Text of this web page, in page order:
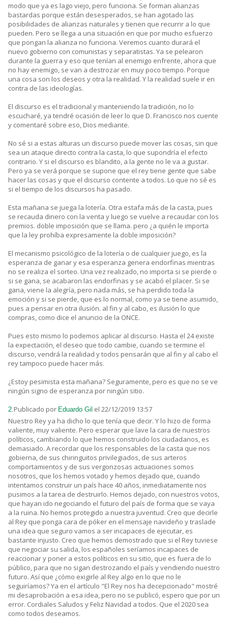
modo que ya es lago viejo, pero funciona. Se forman alianzas
bastardas porque están desesperados, se han agotado las
posibilidades de alianzas naturales y tienen que recurrir a lo que
pueden. Pero se llega a una situación en que por mucho esfuerzo
que pongan la alianza no funciona. Veremos cuanto durará el
nuevo gobierno con comunistas y separatistas. Ya se pelearon
durante la guerra y eso que tenían al enemigo enfrente, ahora que
no hay enemigo, se van a destrozar en muy poco tiempo. Porque
una cosa son los deseos y otra la realidad. Y la realidad suele ir en
contra de las ideologías.
El discurso es el tradicional y manteniendo la tradición, no lo
escucharé, ya tendré ocasión de leer lo que D. Francisco nos cuente
y comentaré sobre eso, Dios mediante.
No sé si a estas alturas un discurso puede mover las cosas, sin que
sea un ataque directo contra la casta, lo que supondría el efecto
contrario. Y si el discurso es blandito, a la gente no le va a gustar.
Pero ya se verá porque se supone que el rey tiene gente que sabe
hacer las cosas y que el discurso contente a todos. Lo que no sé es
si el tiempo de los discursos ha pasado.
Esta mañana se juega la lotería. Otra estafa más de la casta, pues
se recauda dinero con la venta y luego se vuelve a recaudar con los
premios. doble imposición que se llama. pero ¿a quién le importa
que la ley prohíba expresamente la doble imposición?
El mecanismo psicológico de la lotería o de cualquier juego, es la
esperanza de ganar y esa esperanza genera endorfinas mientras
no se realiza el sorteo. Una vez realizado, no importa si se pierde o
si se gana, se acabaron las endorfinas y se acabó el placer. Si se
gana, viene la alegría, pero nada más, se ha perdido toda la
emoción y si se pierde, que es lo normal, como ya se tiene asumido,
pues a pensar en otra ilusión. al fin y al cabo, es ilusión lo que
compras, como dice el anuncio de la ONCE.
Pues esto mismo lo podemos aplicar al discurso. Hasta el 24 existe
la expectación, el deseo que todo cambie, cuando se termine el
discurso, vendrá la realidad y todos pensarán que al fin y al cabo el
rey tampoco puede hacer más.
¿Estoy pesimista esta mañana? Seguramente, pero es que no se ve
ningún signo de esperanza por ningún sitio.
2.Publicado por Eduardo Gil el 22/12/2019 13:57
Nuestro Rey ya ha dicho lo que tenía que decir. Y lo hizo de forma
valiente, muy valiente. Pero esperar que lave la cara de nuestros
políticos, cambiando lo que hemos construido los ciudadanos, es
demasiado. A recordar que los responsables de la casta que nos
gobierna, de sus chiringuitos privilegiados, de sus arteros
comportamientos y de sus vergonzosas actuaciones somos
nosotros, que los hemos votado y hemos dejado que, cuando
intentamos construir un país hace 40 años, inmediatamente nos
pusimos a la tarea de destruirlo. Hemos dejado, con nuestros votos,
que hayan ido negociando el futuro del país de forma que se vaya
a la ruina. No hemos protegido a nuestra juventud. Creo que decirle
al Rey que ponga cara de póker en el mensaje navideño y traslade
una idea que seguro vamos a ser incapaces de ejecutar, es
bastante injusto. Creo que hemos demostrado que si el Rey tuviese
que negociar su salida, los españoles seríamos incapaces de
reaccionar y poner a estos políticos en su sitio, que es fuera de lo
público, para que no sigan destrozando el país y vendiendo nuestro
futuro. Así que ¿cómo exigirle al Rey algo en lo que no le
seguiríamos? Ya en el artículo "El Rey nos ha decepcionado" mostré
mi desaprobación a esa idea, pero no se publicó, espero que por un
error. Cordiales Saludos y Feliz Navidad a todos. Que el 2020 sea
como todos deseamos.